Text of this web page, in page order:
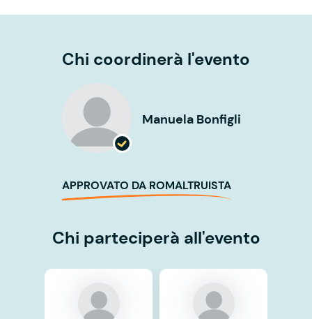
Chi coordinerà l'evento
Manuela Bonfigli
APPROVATO DA ROMALTRUISTA
Chi parteciperà all'evento